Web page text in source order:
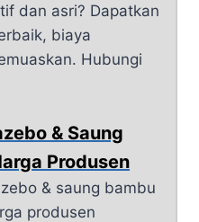
dan asri? Dapatkan
biaya
Hubungi
& Saung
Produsen
& saung bambu
produsen